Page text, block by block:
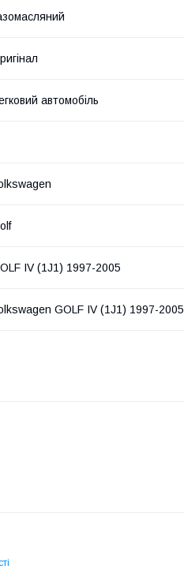
автомобіль
IV (1J1) 1997-2005
GOLF IV (1J1) 1997-2005